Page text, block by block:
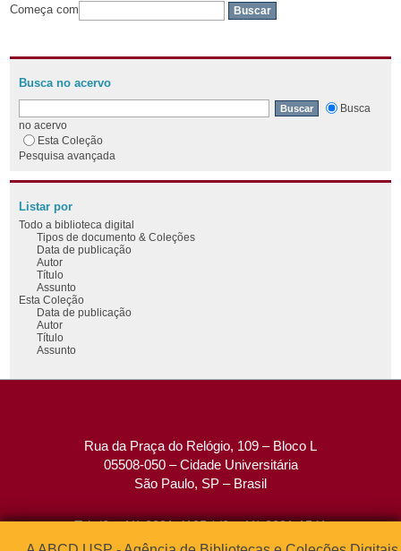
Começa com
Busca no acervo
Busca
no acervo
Esta Coleção
Pesquisa avançada
Listar por
Todo a biblioteca digital
Tipos de documento & Coleções
Data de publicação
Autor
Título
Assunto
Esta Coleção
Data de publicação
Autor
Título
Assunto
Rua da Praça do Relógio, 109 – Bloco L
05508-050 – Cidade Universitária
São Paulo, SP – Brasil
Tel: (0xx11) 3091-4195 / (0xx11) 3091-1541
Fax: (0xx11) 3091-1567